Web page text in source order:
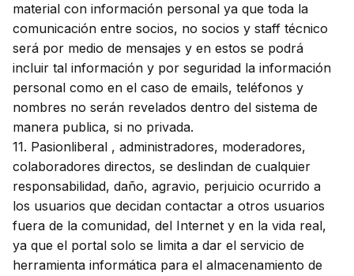
material con información personal ya que toda la
comunicación entre socios, no socios y staff técnico
será por medio de mensajes y en estos se podrá
incluir tal información y por seguridad la información
personal como en el caso de emails, teléfonos y
nombres no serán revelados dentro del sistema de
manera publica, si no privada.
11. Pasionliberal , administradores, moderadores,
colaboradores directos, se deslindan de cualquier
responsabilidad, daño, agravio, perjuicio ocurrido a
los usuarios que decidan contactar a otros usuarios
fuera de la comunidad, del Internet y en la vida real,
ya que el portal solo se limita a dar el servicio de
herramienta informática para el almacenamiento de